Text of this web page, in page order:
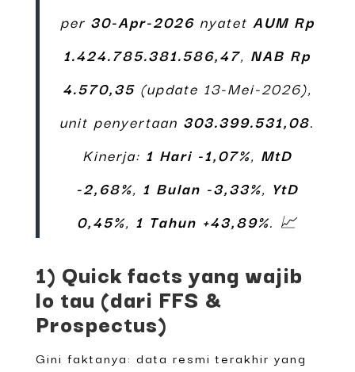
per 30-Apr-2026nyatet AUM Rp
1.424.785.381.586,47, NAB Rp
4.570,35(update 13-Mei-2026),
unit penyertaan 303.399.531,08.
Kinerja: 1 Hari -1,07%, MtD
-2,68%, 1 Bulan -3,33%, YtD
0,45%, 1 Tahun +43,89%. 📈
1) Quick facts yang wajib
lo tau (dari FFS &
Prospectus)
Gini faktanya: data resmi terakhir yang